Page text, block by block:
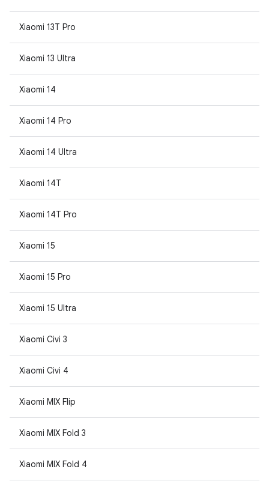
Xiaomi 13T Pro
Xiaomi 13 Ultra
Xiaomi 14
Xiaomi 14 Pro
Xiaomi 14 Ultra
Xiaomi 14T
Xiaomi 14T Pro
Xiaomi 15
Xiaomi 15 Pro
Xiaomi 15 Ultra
Xiaomi Civi 3
Xiaomi Civi 4
Xiaomi MIX Flip
Xiaomi MIX Fold 3
Xiaomi MIX Fold 4